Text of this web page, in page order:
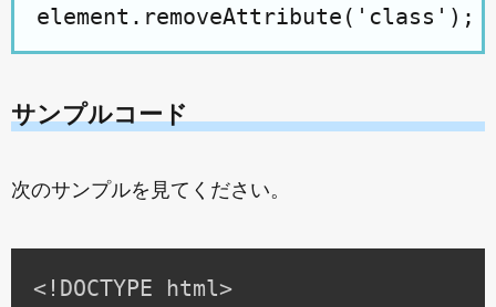
サンプルコード
次のサンプルを見てください。
<!DOCTYPE html>